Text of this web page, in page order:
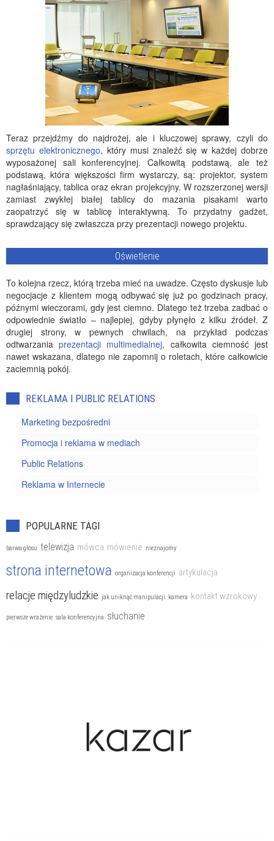
Teraz przejdźmy do najdrożej, ale i kluczowej sprawy, czyli do
sprzętu elektronicznego, który musi znaleźć się w każdej dobrze
wyposażonej sali konferencyjnej. Całkowitą podstawą, ale też
podstawą, która większości firm wystarczy, są: projektor, system
nagłaśniający, tablica oraz ekran projekcyjny. W rozszerzonej wersji
zamiast zwykłej białej tablicy do mazania pisakami warto
zaopatrzyć się w tablicę interaktywną. To przydatny gadżet,
sprawdzający się zwłaszcza przy prezentacji nowego projektu.
Oświetlenie
To kolejna rzecz, którą trzeba mieć na uwadze. Często dyskusje lub
negocjacje z klientem mogą odbywać się już po godzinach pracy,
późnymi wieczorami, gdy jest ciemno. Dlatego też trzeba zadbać o
odpowiednie światło – najlepiej, gdyby płynęło z kilku źródeł. Z
drugiej strony, w pewnych chwilach, na przykład podczas
odtwarzaniaprezentacji multimedialnej, całkowita ciemność jest
nawet wskazana, dlatego nie zapomnij o roletach, które całkowicie
zaciemnią pokój.
REKLAMA I PUBLIC RELATIONS
Marketing bezpośredni
Promocja i reklama w mediach
Public Relations
Reklama w Internecie
POPULARNE TAGI
barwa głosu telewizja mówca mówienie nieznajomy
strona internetowa organizacja konferencji artykulacja
relacje międzyludzkie jak uniknąć manipulacji kamera kontakt wzrokowy
pierwsze wrażenie sala konferencyjna słuchanie